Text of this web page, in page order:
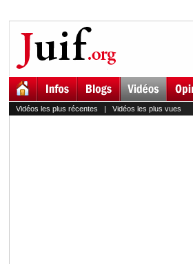
Vidéos les plus récentes | Vidéos les plus vues